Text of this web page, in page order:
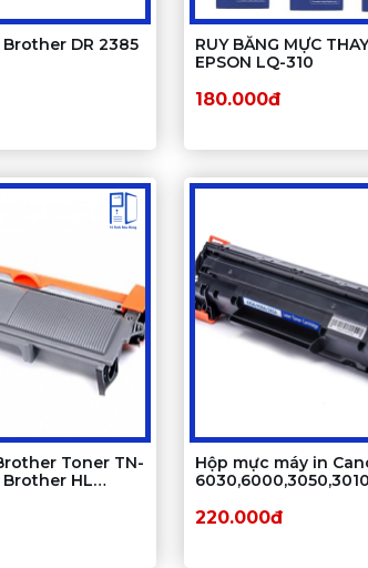
DR 2385
RUY BĂNG MỰC
EPSON LQ-310
180.000đ
Toner TN-
Brother HL
Hộp mực máy in
220.000đ